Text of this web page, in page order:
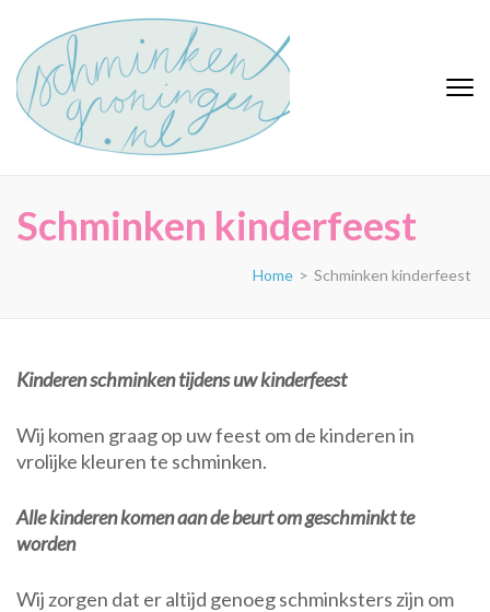
inhoud
(Druk
enter)
Schminken
Schminken voor kinderen
Schminken kinderfeest
Home > Schminken kinderfeest
Kinderen schminken tijdens uw kinderfeest
Wij komen graag op uw feest om de kinderen in
vrolijke kleuren te schminken.
Alle kinderen komen aan de beurt om geschminkt te
worden
Wij zorgen dat er altijd genoeg schminksters zijn om